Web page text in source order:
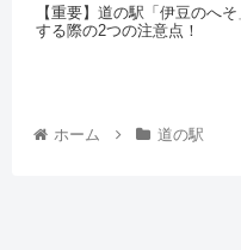
【重要】道の駅「伊豆のへ
する際の2つの注意点！
ホーム 道の駅